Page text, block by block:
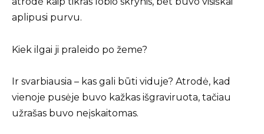
aplipusi purvu.
Kiek ilgai ji praleido po žeme?
Ir svarbiausia – kas gali būti viduje? Atrodė, kad
vienoje pusėje buvo kažkas išgraviruota, tačiau
užrašas buvo neįskaitomas.